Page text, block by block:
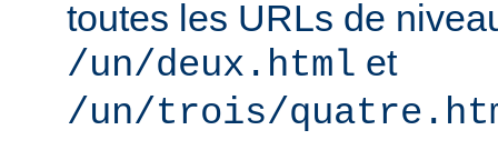
toutes les URLs de
/un/deux.html et
/un/trois/